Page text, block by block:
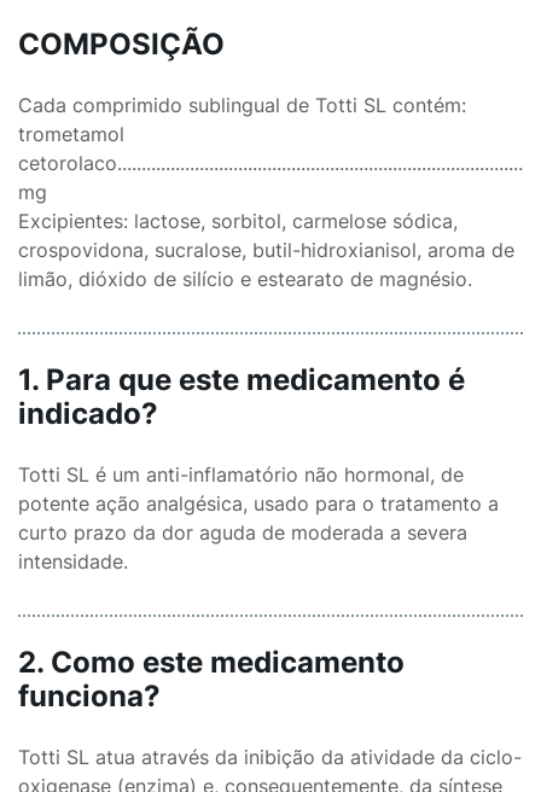
COMPOSIÇÃO
Cada comprimido sublingual de Totti SL contém:
trometamol
mg
Excipientes: lactose, sorbitol, carmelose sódica,
crospovidona, sucralose, butil-hidroxianisol, aroma de
limão, dióxido de silício e estearato de magnésio.
1. Para que este medicamento é
indicado?
Totti SL é um anti-inflamatório não hormonal, de
potente ação analgésica, usado para o tratamento a
curto prazo da dor aguda de moderada a severa
intensidade.
2. Como este medicamento
funciona?
Totti SL atua através da inibição da atividade da ciclo-
oxigenase (enzima) e, consequentemente, da síntese